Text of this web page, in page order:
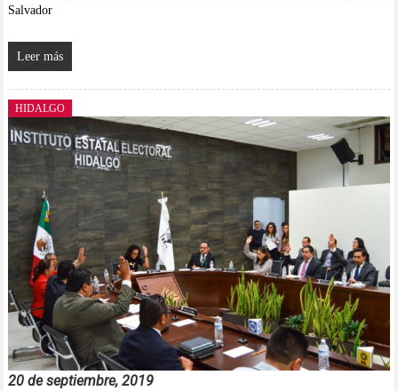
Salvador
Leer más
HIDALGO
20 de septiembre, 2019